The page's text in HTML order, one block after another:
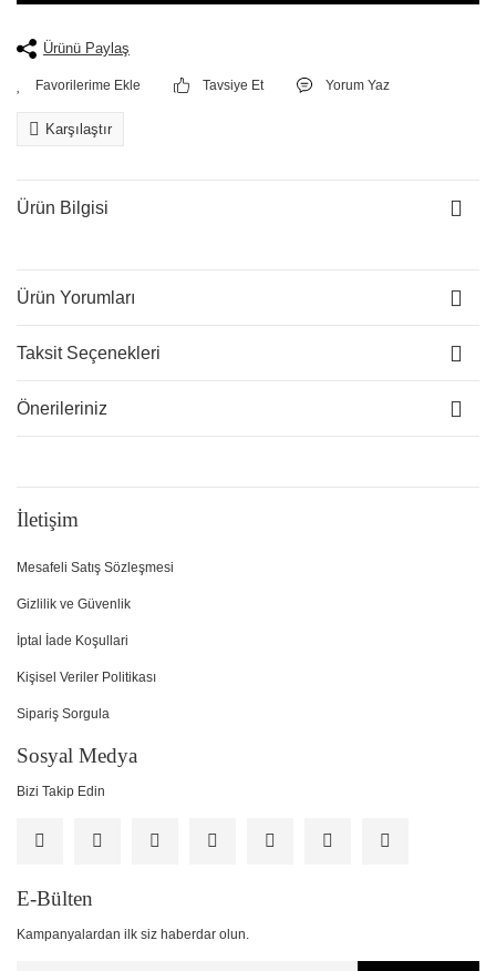
Ürünü Paylaş
Tavsiye Et Yorum Yaz
Karşılaştır
Ürün Bilgisi
Ürün Yorumları
Taksit Seçenekleri
Önerileriniz
İletişim
Mesafeli Satış Sözleşmesi
Gizlilik ve Güvenlik
İptal İade Koşullari
Kişisel Veriler Politikası
Sipariş Sorgula
Sosyal Medya
Bizi Takip Edin
E-Bülten
Kampanyalardan ilk siz haberdar olun.